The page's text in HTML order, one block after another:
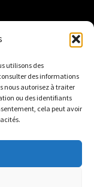
utilisons des
des informations
nous autorisez à traiter
ou des identifiants
cela peut avoir